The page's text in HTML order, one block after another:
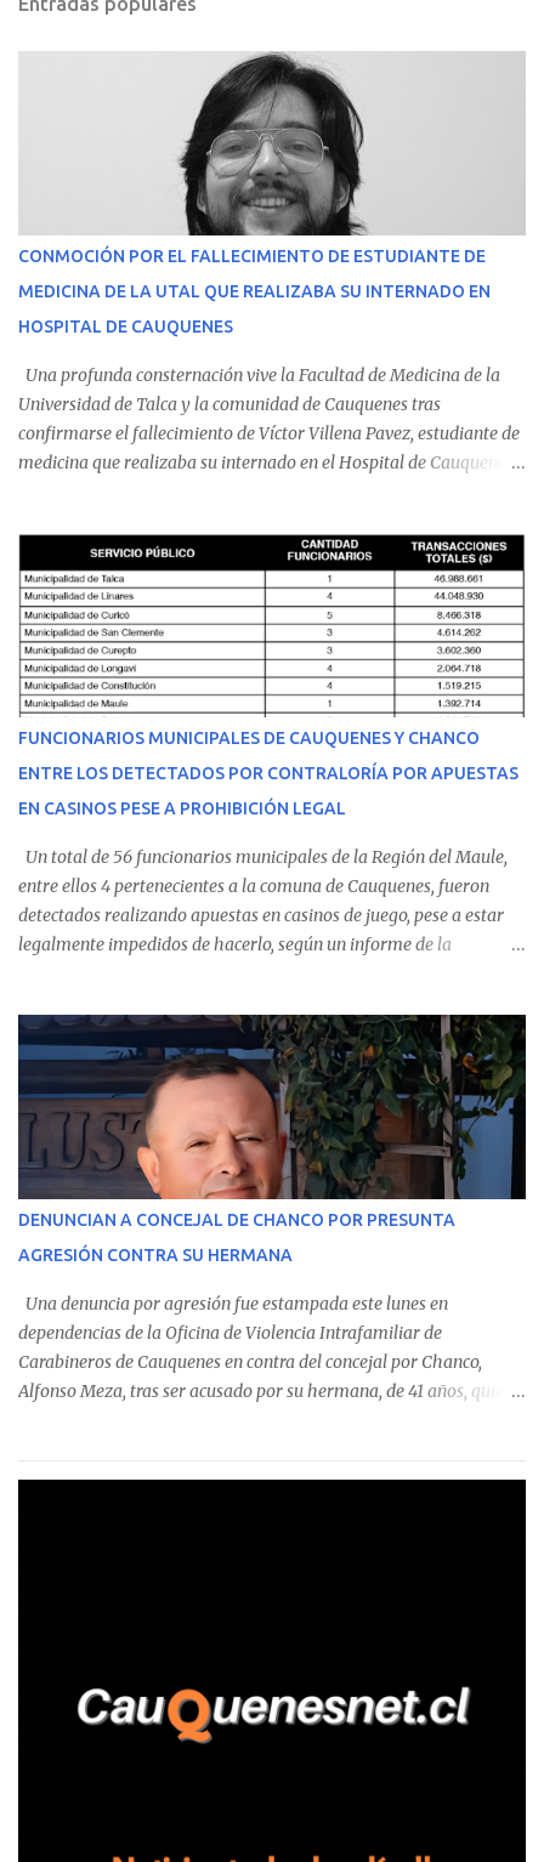
CONMOCIÓN POR EL FALLECIMIENTO DE ESTUDIANTE DE
MEDICINA DE LA UTAL QUE REALIZABA SU INTERNADO EN
HOSPITAL DE CAUQUENES
Una profunda consternación vive la Facultad de Medicina de la
Universidad de Talca y la comunidad de Cauquenes tras
confirmarse el fallecimiento de Víctor Villena Pavez, estudiante de
medicina que realizaba su internado en el Hospital de Cauquenes.
malestares físicos. Dada la complejidad de su estado de salud, el
equipo médico determinó su traslado de urgencia al Hospital
Regional de Talca y dado la urgencia la ambulancia partió hacia
Talca con escolta de Carabineros. En medio del traslado, el
estudiante de medicina de 25 años, se agravó y pese a los esfuerzos
del personal de emergencia terminó falleciendo, sin alcanzar a
recibir atención especializada en el centro de destino. Apenas se
conoció la gravedad de su condición, sus padres —residentes en
Villarrica— se trasladaron a Cauquenes con la esperanza de una
evolución favorable. No obstante, alrededo...
FUNCIONARIOS MUNICIPALES DE CAUQUENES Y CHANCO
ENTRE LOS DETECTADOS POR CONTRALORÍA POR APUESTAS
EN CASINOS PESE A PROHIBICIÓN LEGAL
Un total de 56 funcionarios municipales de la Región del Maule,
entre ellos 4 pertenecientes a la comuna de Cauquenes, fueron
detectados realizando apuestas en casinos de juego, pese a estar
legalmente impedidos de hacerlo, según un informe de la
estableció que estos funcionarios —quienes administran o
custodian fondos públicos— efectuaron transacciones por un
monto total de $116.075.918 entre enero de 2024 y junio de 2025.
En el detalle regional, se indica que en la comuna de Cauquenes se
identificó a cuatro funcionarios involucrados en este tipo de
operaciones. Asimismo, se precisa que uno de los casos
corresponde a un funcionario de la Municipalidad de Chanco,
detectaron incumplimientos a la normativa vigente. El informe
precisa que la mayor cantidad de dinero apostado se registró en
Talca, donde...
DENUNCIAN A CONCEJAL DE CHANCO POR PRESUNTA
AGRESIÓN CONTRA SU HERMANA
Una denuncia por agresión fue estampada este lunes en
dependencias de la Oficina de Violencia Intrafamiliar de
Carabineros de Cauquenes en contra del concejal por Chanco,
Alfonso Meza, tras ser acusado por su hermana, de 41 años, quien
relató que los hechos ocurrieron cerca de las 11:30 horas en el
trabajadores, el edil descendió del vehículo y, en medio de la
confrontación, la habría tomado de los hombros, empujado al
suelo y agredido con golpes de pies y manos, mientr...